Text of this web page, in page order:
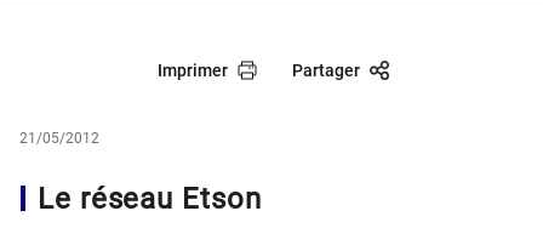
Imprimer Partager
21/05/2012
Le réseau Etson